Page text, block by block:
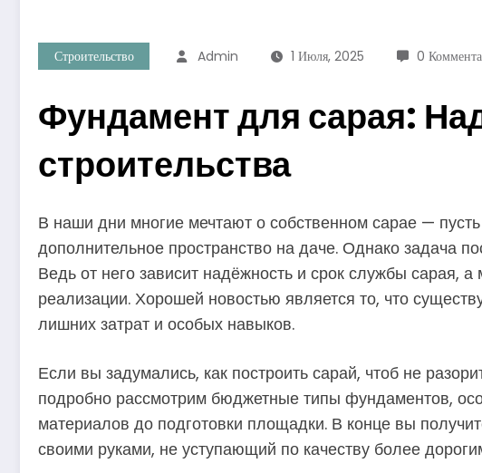
Строительство Admin 1 Июля, 2025 0
Фундамент для сарая:
строительства
В наши дни многие мечтают о собственном сарае —
дополнительное пространство на даче. Однако задача
Ведь от него зависит надёжность и срок службы сарая,
реализации. Хорошей новостью является то, что
лишних затрат и особых навыков.
Если вы задумались, как построить сарай, чтоб не
подробно рассмотрим бюджетные типы фундаментов,
материалов до подготовки площадки. В конце вы
своими руками, не уступающий по качеству более